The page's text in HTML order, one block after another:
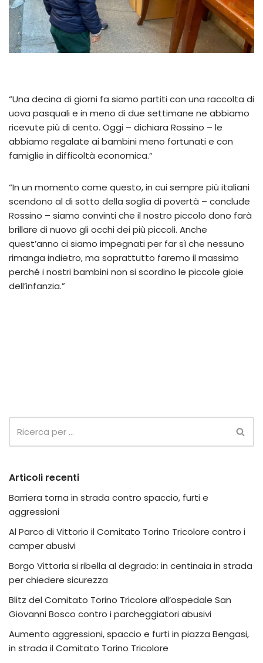
“Una decina di giorni fa siamo partiti con una raccolta di
uova pasquali e in meno di due settimane ne abbiamo
ricevute più di cento. Oggi – dichiara Rossino – le
abbiamo regalate ai bambini meno fortunati e con
famiglie in difficoltà economica.“
“In un momento come questo, in cui sempre più italiani
scendono al di sotto della soglia di povertà – conclude
Rossino – siamo convinti che il nostro piccolo dono farà
brillare di nuovo gli occhi dei più piccoli. Anche
quest’anno ci siamo impegnati per far sì che nessuno
rimanga indietro, ma soprattutto faremo il massimo
perché i nostri bambini non si scordino le piccole gioie
dell’infanzia.”
Articoli recenti
Barriera torna in strada contro spaccio, furti e
aggressioni
Al Parco di Vittorio il Comitato Torino Tricolore contro i
camper abusivi
Borgo Vittoria si ribella al degrado: in centinaia in strada
per chiedere sicurezza
Blitz del Comitato Torino Tricolore all’ospedale San
Giovanni Bosco contro i parcheggiatori abusivi
Aumento aggressioni, spaccio e furti in piazza Bengasi,
in strada il Comitato Torino Tricolore